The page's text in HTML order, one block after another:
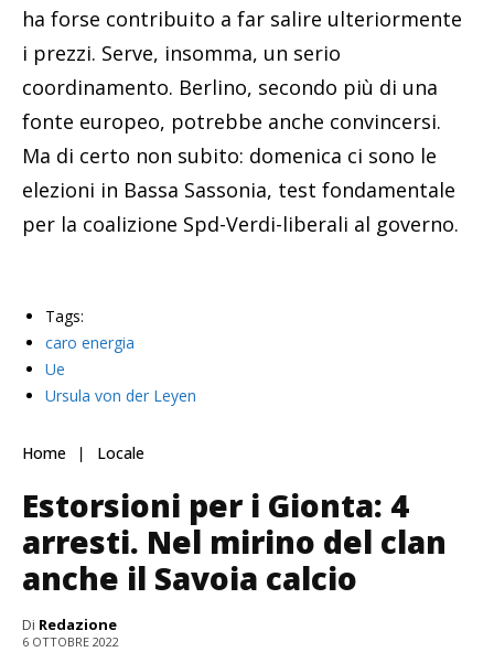
ha forse contribuito a far salire ulteriormente
i prezzi. Serve, insomma, un serio
coordinamento. Berlino, secondo più di una
fonte europeo, potrebbe anche convincersi.
Ma di certo non subito: domenica ci sono le
elezioni in Bassa Sassonia, test fondamentale
per la coalizione Spd-Verdi-liberali al governo.
Tags:
caro energia
Ue
Ursula von der Leyen
Home Locale
Estorsioni per i Gionta: 4
arresti. Nel mirino del clan
anche il Savoia calcio
Di Redazione
6 OTTOBRE 2022